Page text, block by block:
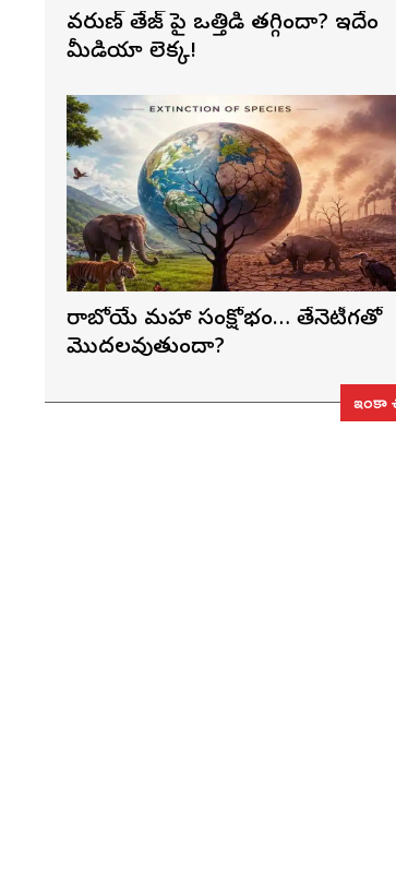
వరుణ్ తేజ్‌ పై ఒత్తిడి తగ్గిందా? ఇదేం
మీడియా లెక్క!
రాబోయే మహా సంక్షోభం… తేనెటీగతో
మొదలవుతుందా?
ఇంకా